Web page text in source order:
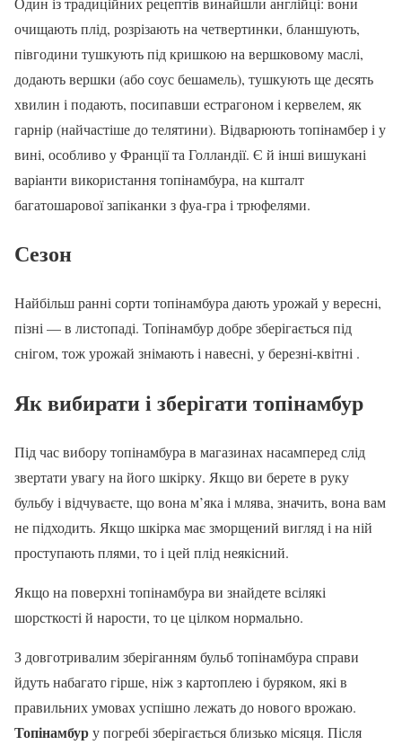
очищають плід, розрізають на четвертинки, бланшують,
півгодини тушкують під кришкою на вершковому маслі,
додають вершки (або соус бешамель), тушкують ще десять
хвилин і подають, посипавши естрагоном і кервелем, як
гарнір (найчастіше до телятини). Відварюють топінамбер і у
вині, особливо у Франції та Голландії. Є й інші вишукані
варіанти використання топінамбура, на кшталт
багатошарової запіканки з фуа-гра і трюфелями.
Сезон
Найбільш ранні сорти топінамбура дають урожай у вересні,
пізні — в листопаді. Топінамбур добре зберігається під
снігом, тож урожай знімають і навесні, у березні-квітні .
Як вибирати і зберігатитопінамбур
Під час вибору топінамбура в магазинах насамперед слід
звертати увагу на його шкірку. Якщо ви берете в руку
бульбу і відчуваєте, що вона м’яка і млява, значить, вона вам
не підходить. Якщо шкірка має зморщений вигляд і на ній
проступають плями, то і цей плід неякісний.
Якщо на поверхні топінамбура ви знайдете всілякі
шорсткості й нарости, то це цілком нормально.
З довготривалим зберіганням бульб топінамбура справи
йдуть набагато гірше, ніж з картоплею і буряком, які в
правильних умовах успішно лежать до нового врожаю.
Топінамбуру погребі зберігається близько місяця. Після